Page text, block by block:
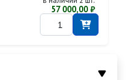
57 000,00 ₽